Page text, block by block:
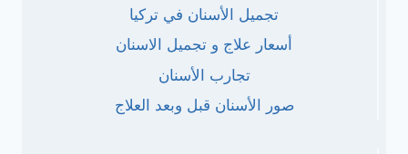
تجميل الأسنان في تركيا
أسعار علاج و تجميل الاسنان
تجارب الأسنان
صور الأسنان قبل وبعد العلاج